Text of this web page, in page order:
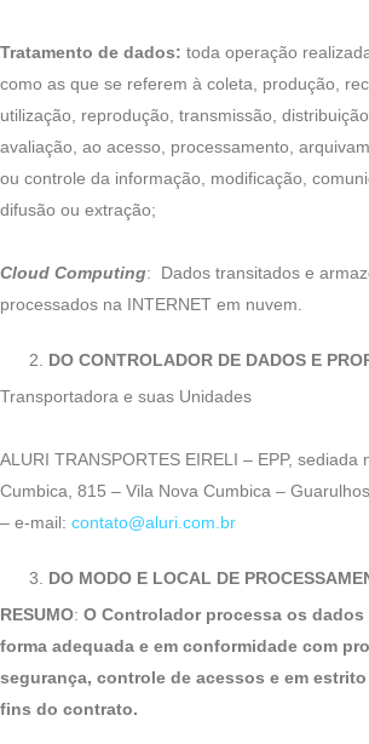
Tratamento de dados: toda operação
como as que se referem à coleta, produção,
utilização, reprodução, transmissão,
avaliação, ao acesso, processamento,
ou controle da informação, modificação,
difusão ou extração;
Cloud Computing: Dados transitados e
processados na INTERNET em nuvem.
DO CONTROLADOR DE DADOS E
Transportadora e suas Unidades
ALURI TRANSPORTES EIRELI – EPP, sediada
Cumbica, 815 – Vila Nova Cumbica –
– e-mail: contato@aluri.com.br
DO MODO E LOCAL DE
RESUMO: O Controlador processa os
forma adequada e em conformidade com
segurança, controle de acessos e em
fins do contrato.